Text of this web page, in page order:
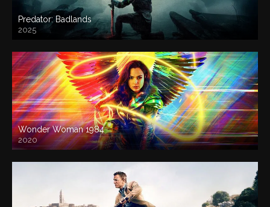
Predator: Badlands
2025
Wonder Woman 1984
2020